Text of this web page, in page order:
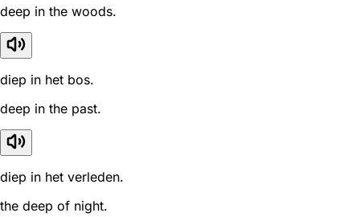
deep in the woods.
diep in het bos.
deep in the past.
diep in het verleden.
the deep of night.